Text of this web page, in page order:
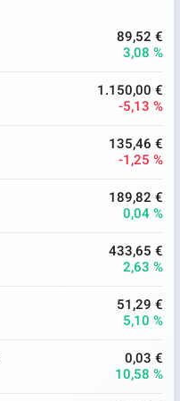
89,52 €
3,08 %
1.150,00 €
-5,13 %
135,46 €
-1,25 %
189,82 €
0,04 %
433,65 €
2,63 %
51,29 €
5,10 %
0,03 €
10,58 %